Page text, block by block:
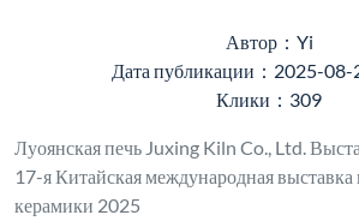
Автор：Yi
Дата публикации：2025-
Клики：309
Луоянская печь Juxing Kiln Co., Ltd.
17-я Китайская международная выставка
керамики 2025